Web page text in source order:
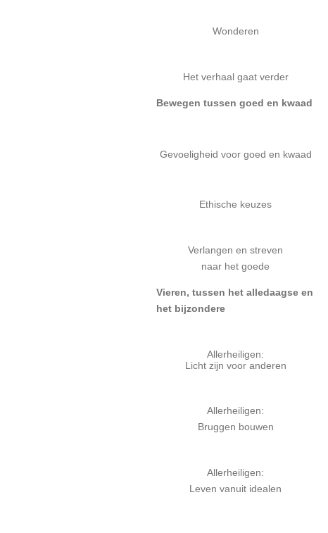
Wonderen
Het verhaal gaat verder
Bewegen tussen goed en kwaad
Gevoeligheid voor goed en kwaad
Ethische keuzes
Verlangen en streven
naar het goede
Vieren, tussen het alledaagse en
het bijzondere
Allerheiligen:
Licht zijn voor anderen
Allerheiligen:
Bruggen bouwen
Allerheiligen:
Leven vanuit idealen